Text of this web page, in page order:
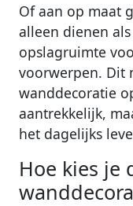
Of aan op maat
alleen dienen
opslagruimte
voorwerpen. Dit
wanddecoratie
aantrekkelijk,
het dagelijks
Hoe kies je